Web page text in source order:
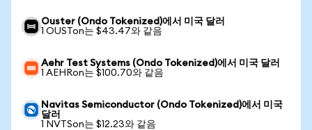
Ouster (Ondo Tokenized)에서 미국 달러
1 OUSTon는 $43.47와 같음
Aehr Test Systems (Ondo Tokenized)에서 미국 달러
1 AEHRon는 $100.70와 같음
Navitas Semiconductor (Ondo Tokenized)에서 미국
달러
1 NVTSon는 $12.23와 같음